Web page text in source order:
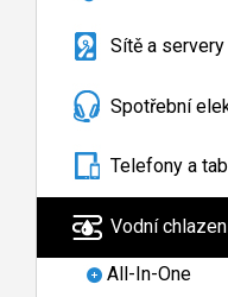
Sítě a servery
Spotřební
Telefony a
Vodní
All-In-One